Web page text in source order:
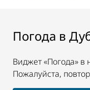
Погода в
Виджет «Погода» в
Пожалуйста,